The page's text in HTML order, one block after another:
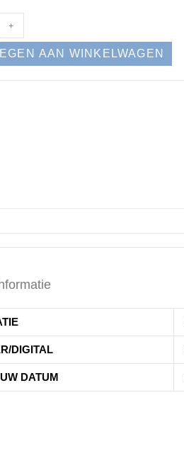
+
AAN WINKELWAGEN
DIGITAL
DATUM